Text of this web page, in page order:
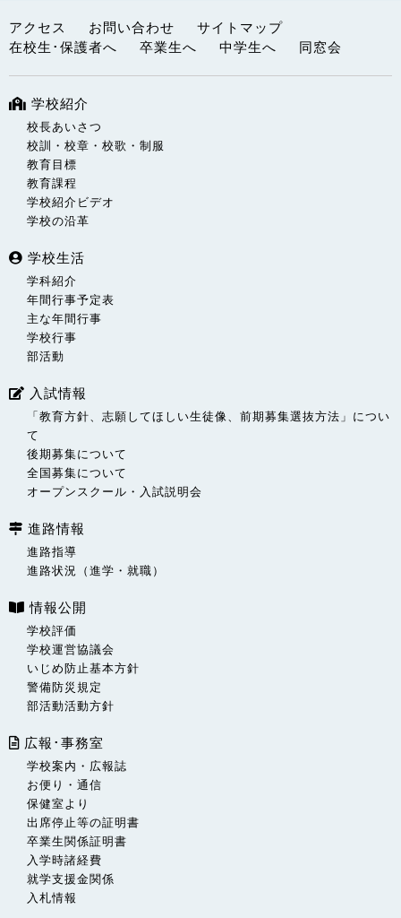
アクセス お問い合わせ
サイトマップ
在校生･保護者へ
卒業生へ 中学生へ 同窓会
学校紹介
校長あいさつ
校訓・校章・校歌・制服
教育目標
教育課程
学校紹介ビデオ
学校の沿革
学校生活
学科紹介
年間行事予定表
主な年間行事
学校行事
部活動
入試情報
「教育方針、志願してほしい生徒像、前期募集選抜方法」につい
て
後期募集について
全国募集について
オープンスクール・入試説明会
進路情報
進路指導
進路状況（進学・就職）
情報公開
学校評価
学校運営協議会
いじめ防止基本方針
警備防災規定
部活動活動方針
広報･事務室
学校案内・広報誌
お便り・通信
保健室より
出席停止等の証明書
卒業生関係証明書
入学時諸経費
就学支援金関係
入札情報